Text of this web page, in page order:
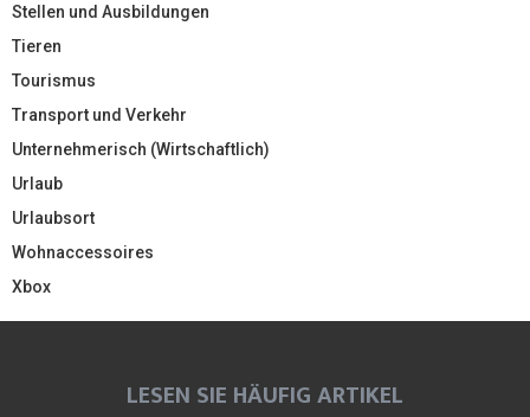
Stellen und Ausbildungen
Tieren
Tourismus
Transport und Verkehr
Unternehmerisch (Wirtschaftlich)
Urlaub
Urlaubsort
Wohnaccessoires
Xbox
LESEN SIE HÄUFIG ARTIKEL